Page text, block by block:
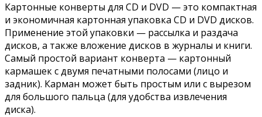
Картонные конверты для CD и DVD — это компактная
и экономичная картонная упаковка CD и DVD дисков.
Применение этой упаковки — рассылка и раздача
дисков, а также вложение дисков в журналы и книги.
Самый простой вариант конверта — картонный
кармашек с двумя печатными полосами (лицо и
задник). Карман может быть простым или с вырезом
для большого пальца (для удобства извлечения
диска).